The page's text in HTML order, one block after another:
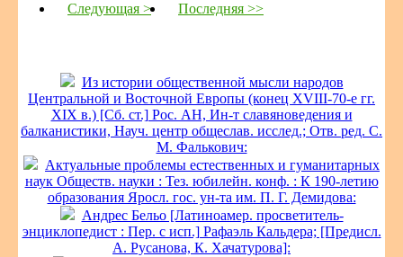
Следующая > Последняя >>
Из истории общественной мысли народов
Центральной и Восточной Европы (конец XVIII-70-е гг.
XIX в.) [Сб. ст.] Рос. АН, Ин-т славяноведения и
балканистики, Науч. центр общеслав. исслед.; Отв. ред. С.
М. Фалькович:
Актуальные проблемы естественных и гуманитарных
наук Обществ. науки : Тез. юбилейн. конф. : К 190-летию
образования Яросл. гос. ун-та им. П. Г. Демидова:
Андрес Бельо [Латиноамер. просветитель-
энциклопедист : Пер. с исп.] Рафаэль Кальдера; [Предисл.
А. Русанова, К. Хачатурова]: